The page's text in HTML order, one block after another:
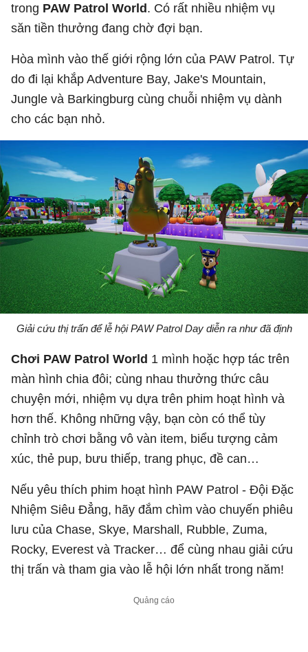
trong PAW Patrol World. Có rất nhiều nhiệm vụ
săn tiền thưởng đang chờ đợi bạn.
Hòa mình vào thế giới rộng lớn của PAW Patrol. Tự
do đi lại khắp Adventure Bay, Jake's Mountain,
Jungle và Barkingburg cùng chuỗi nhiệm vụ dành
cho các bạn nhỏ.
Giải cứu thị trấn để lễ hội PAW Patrol Day diễn ra như đã định
Chơi PAW Patrol World 1 mình hoặc hợp tác trên
màn hình chia đôi; cùng nhau thưởng thức câu
chuyện mới, nhiệm vụ dựa trên phim hoạt hình và
hơn thế. Không những vậy, bạn còn có thể tùy
chỉnh trò chơi bằng vô vàn item, biểu tượng cảm
xúc, thẻ pup, bưu thiếp, trang phục, đề can…
Nếu yêu thích phim hoạt hình PAW Patrol - Đội Đặc
Nhiệm Siêu Đẳng, hãy đắm chìm vào chuyến phiêu
lưu của Chase, Skye, Marshall, Rubble, Zuma,
Rocky, Everest và Tracker… để cùng nhau giải cứu
thị trấn và tham gia vào lễ hội lớn nhất trong năm!